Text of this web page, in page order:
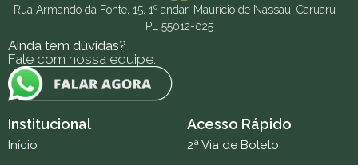
Rua Armando da Fonte, 15, 1º andar, Maurício de Nassau, Caruaru –
PE 55012-025
Ainda tem dúvidas?
Fale com nossa equipe.
Institucional
Início
Acesso Rápido
2ª Via de Boleto